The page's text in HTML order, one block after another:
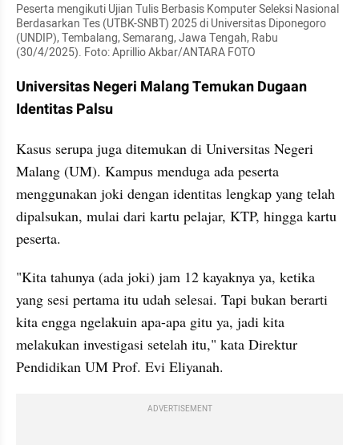
Peserta mengikuti Ujian Tulis Berbasis Komputer Seleksi Nasional
Berdasarkan Tes (UTBK-SNBT) 2025 di Universitas Diponegoro
(UNDIP), Tembalang, Semarang, Jawa Tengah, Rabu
(30/4/2025). Foto: Aprillio Akbar/ANTARA FOTO
Universitas Negeri Malang Temukan Dugaan
Identitas Palsu
Kasus serupa juga ditemukan di Universitas Negeri
Malang (UM). Kampus menduga ada peserta
menggunakan joki dengan identitas lengkap yang telah
dipalsukan, mulai dari kartu pelajar, KTP, hingga kartu
peserta.
"Kita tahunya (ada joki) jam 12 kayaknya ya, ketika
yang sesi pertama itu udah selesai. Tapi bukan berarti
kita engga ngelakuin apa-apa gitu ya, jadi kita
melakukan investigasi setelah itu," kata Direktur
Pendidikan UM Prof. Evi Eliyanah.
ADVERTISEMENT